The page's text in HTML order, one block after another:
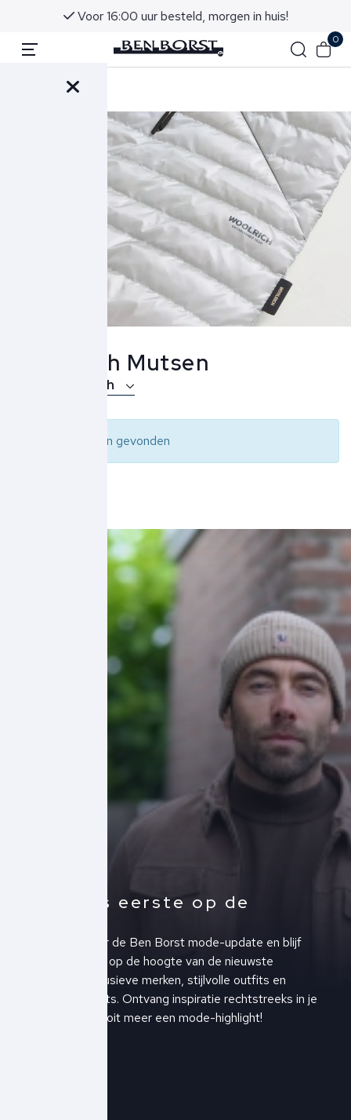
Voor 16:00 uur besteld, morgen in huis!
0
Woolrich Mutsen
Over Woolrich
Geen resultaten gevonden
Altijd als eerste op de
Schrijf je in voor de Ben Borst mode-update en blijf
altijd als eerste op de hoogte van de nieuwste
collecties, exclusieve merken, stijlvolle outfits en
upcoming events. Ontvang inspiratie rechtstreeks in je
inbox en mis nooit meer een mode-highlight!